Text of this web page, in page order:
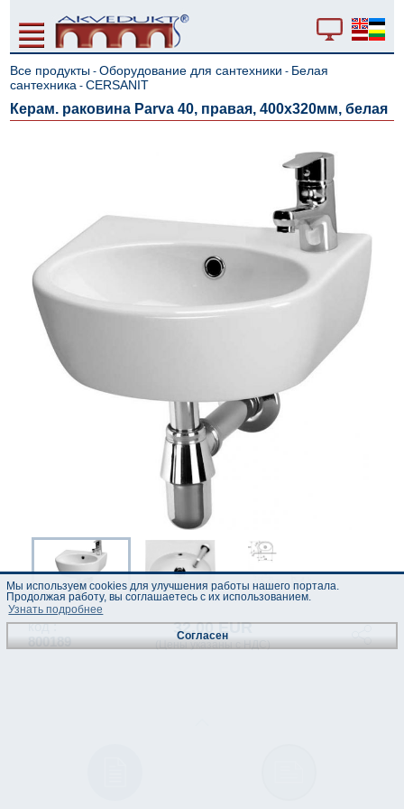
Все продукты -Оборудование для сантехники - Белая
сантехника -CERSANIT
Керам. раковина Parva 40, правая, 400x320мм, белая
код :
800189
32.00 EUR
(Цены указаны с НДС)
Мы используем cookies для улучшения работы нашего портала.
Продолжая работу, вы соглашаетесь с их использованием.
Узнать подробнее
Согласен